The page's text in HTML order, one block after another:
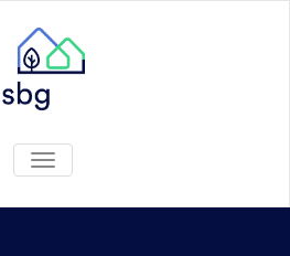
TOGGLE
NAVIGATION